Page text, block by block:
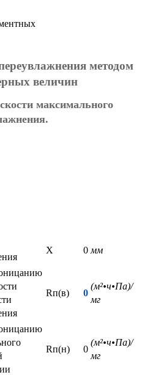
методом
величин
максимального
X 0 мм
Rп(в) 0
(м²•ч•Па)/
мг
Rп(н) 0
(м²•ч•Па)/
мг